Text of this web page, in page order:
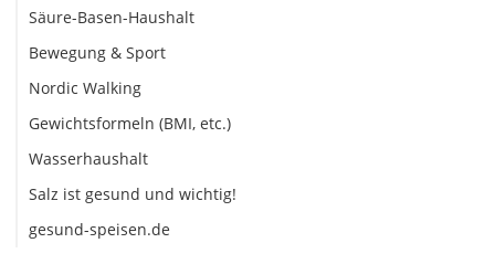
Säure-Basen-Haushalt
Bewegung & Sport
Nordic Walking
Gewichtsformeln (BMI, etc.)
Wasserhaushalt
Salz ist gesund und wichtig!
gesund-speisen.de